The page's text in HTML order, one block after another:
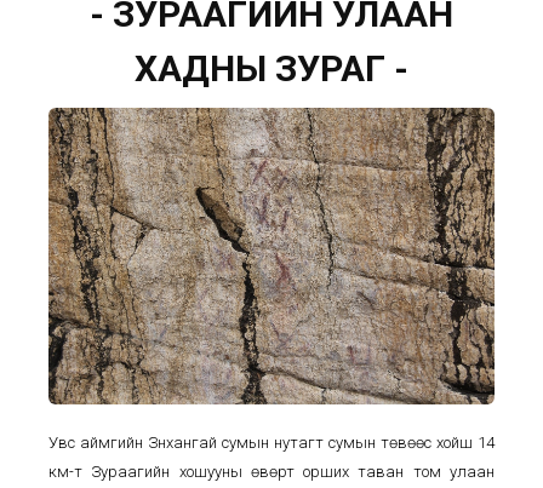
- ЗУРААГИЙН УЛААН
ХАДНЫ ЗУРАГ -
Увс аймгийн Зүүнхангай сумын нутагт сумын төвөөс хойш 14
км-т Зураагийн хошууны өвөрт орших таван том улаан